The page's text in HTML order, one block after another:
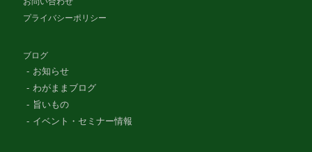
プライバシーポリシー
ブログ
お知らせ
わがままブログ
旨いもの
イベント・セミナー情報